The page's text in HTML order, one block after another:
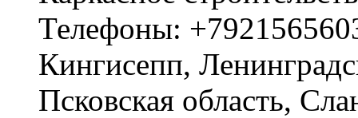
Телефоны:
Кингисепп,
Псковская область,